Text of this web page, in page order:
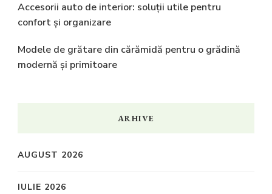
Accesorii auto de interior: soluții utile pentru
confort și organizare
Modele de grătare din cărămidă pentru o grădină
modernă și primitoare
ARHIVE
AUGUST 2026
IULIE 2026